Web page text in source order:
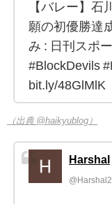
【バレー】石
願の初優勝達
み : 日刊スポ
#BlockDevils
bit.ly/48GlMlK
（出典 @haikyublog）
Harshal